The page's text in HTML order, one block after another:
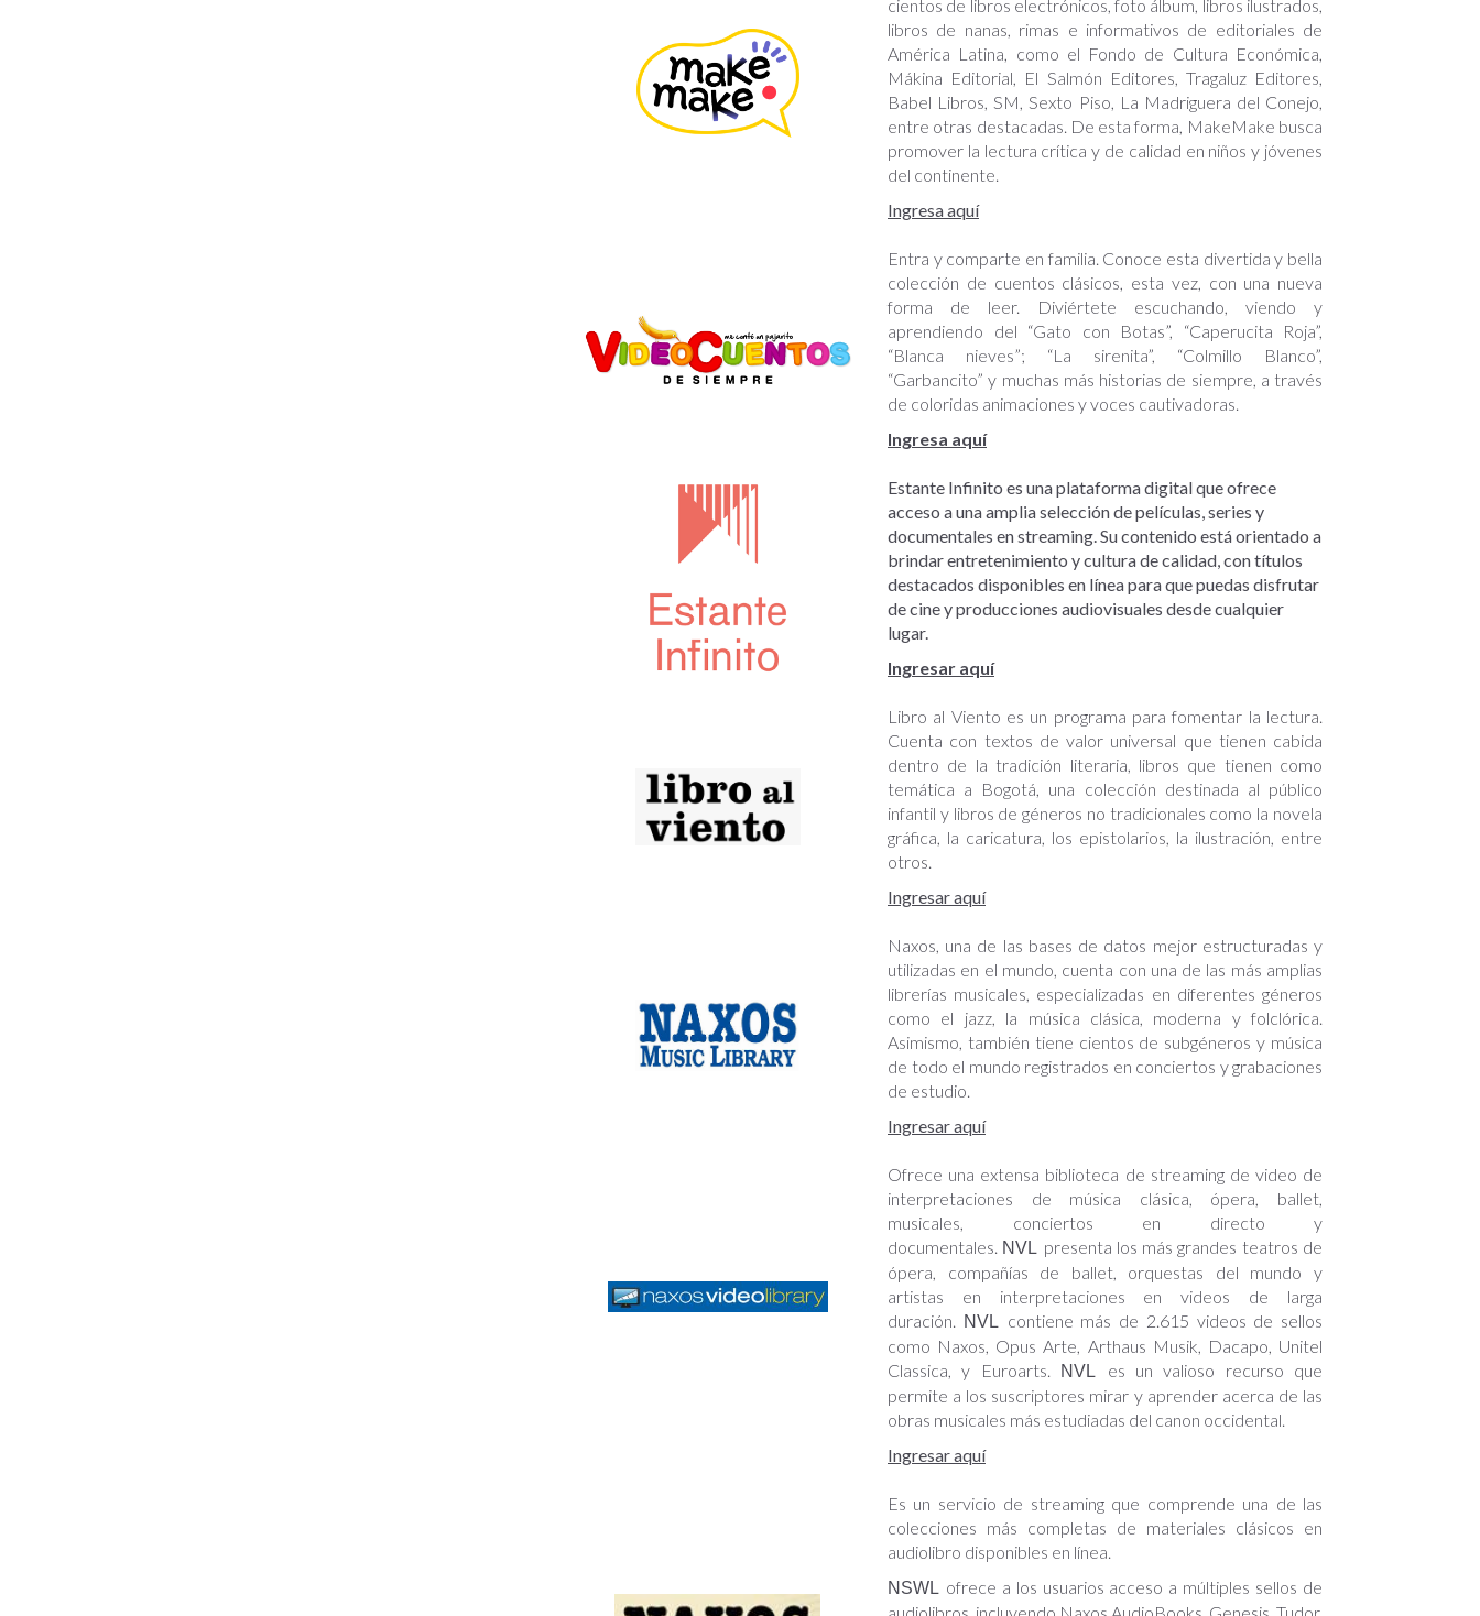
cientos de libros electrónicos, foto álbum, libros ilustrados,
libros de nanas, rimas e informativos de editoriales de
América Latina, como el Fondo de Cultura Económica,
Mákina Editorial, El Salmón Editores, Tragaluz Editores,
Babel Libros, SM, Sexto Piso, La Madriguera del Conejo,
entre otras destacadas. De esta forma, MakeMake busca
promover la lectura crítica y de calidad en niños y jóvenes
del continente.
Ingresa aquí
Entra y comparte en familia. Conoce esta divertida y bella
colección de cuentos clásicos, esta vez, con una nueva
forma de leer. Diviértete escuchando, viendo y
aprendiendo del “Gato con Botas”, “Caperucita Roja”,
“Blanca nieves”; “La sirenita”, “Colmillo Blanco”,
“Garbancito” y muchas más historias de siempre, a través
de coloridas animaciones y voces cautivadoras.
Ingresa aquí
Estante Infinito es una plataforma digital que ofrece
acceso a una amplia selección de películas, series y
documentales en streaming. Su contenido está orientado a
brindar entretenimiento y cultura de calidad, con títulos
destacados disponibles en línea para que puedas disfrutar
de cine y producciones audiovisuales desde cualquier
lugar.
Ingresar aquí
Libro al Viento es un programa para fomentar la lectura.
Cuenta con textos de valor universal que tienen cabida
dentro de la tradición literaria, libros que tienen como
temática a Bogotá, una colección destinada al público
infantil y libros de géneros no tradicionales como la novela
gráfica, la caricatura, los epistolarios, la ilustración, entre
otros.
Ingresar aquí
Naxos, una de las bases de datos mejor estructuradas y
utilizadas en el mundo, cuenta con una de las más amplias
librerías musicales, especializadas en diferentes géneros
como el jazz, la música clásica, moderna y folclórica.
Asimismo, también tiene cientos de subgéneros y música
de todo el mundo registrados en conciertos y grabaciones
de estudio.
Ingresar aquí
Ofrece una extensa biblioteca de streaming de video de
interpretaciones de música clásica, ópera, ballet,
musicales, conciertos en directo y
documentales. NVL presenta los más grandes teatros de
ópera, compañías de ballet, orquestas del mundo y
artistas en interpretaciones en videos de larga
duración. NVL contiene más de 2.615 videos de sellos
como Naxos, Opus Arte, Arthaus Musik, Dacapo, Unitel
Classica, y Euroarts.
NVL es un valioso recurso que
permite a los suscriptores mirar y aprender acerca de las
obras musicales más estudiadas del canon occidental.
Ingresar aquí
Es un servicio de streaming que comprende una de las
colecciones más completas de materiales clásicos en
audiolibro disponibles en línea.
NSWL ofrece a los usuarios acceso a múltiples sellos de